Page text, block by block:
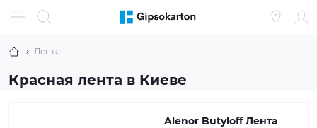
Лента
Красная лента в Киеве
Alenor Butyloff Лента